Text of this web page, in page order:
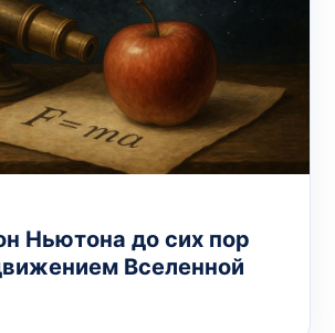
Ньютона до сих пор
Вселенной